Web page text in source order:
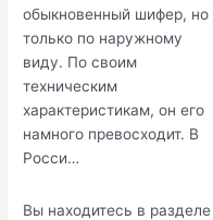
обыкновенный шифер, но
только по наружному
виду. По своим
техническим
характеристикам, он его
намного превосходит. В
Росси…
Вы находитесь в